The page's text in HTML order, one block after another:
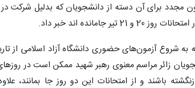
مجدد برای آن دسته از دانشجویان که بدلیل شرکت
تیر جامانده اند خبر داد.
زائر مراسم معنوی رهبر شهید ممکن است در
باشند و از امتحانات این دو روز جا بمانند،